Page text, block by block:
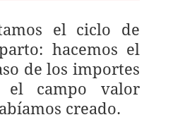
el ciclo de
hacemos el
de los importes
el campo valor
creado.